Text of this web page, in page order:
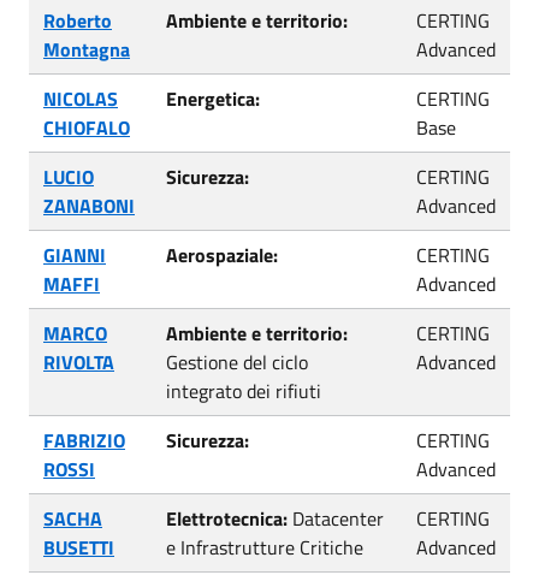
Roberto
Montagna
Ambiente e territorio:
CERTING
Advanced
NICOLAS
CHIOFALO
Energetica:
CERTING
Base
LUCIO
ZANABONI
Sicurezza:
CERTING
Advanced
GIANNI
MAFFI
Aerospaziale:
CERTING
Advanced
MARCO
RIVOLTA
Ambiente e territorio:
Gestione del ciclo
integrato dei rifiuti
CERTING
Advanced
FABRIZIO
ROSSI
Sicurezza:
CERTING
Advanced
SACHA
BUSETTI
Elettrotecnica: Datacenter
e Infrastrutture Critiche
CERTING
Advanced